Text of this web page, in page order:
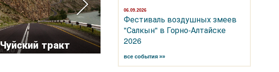
Чуйский тракт Чемал
06.09.2026
Фестиваль воздушных змеев
"Салкын" в Горно-Алтайске
2026
все события »»